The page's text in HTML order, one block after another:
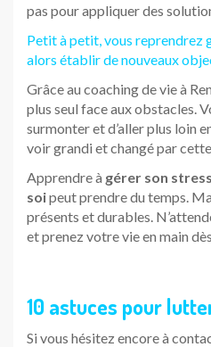
pas pour appliquer des
Petit à petit, vous reprendrez
alors établir de nouveaux
Grâce au coaching de vie à
plus seul face aux obstacles.
surmonter et d’aller plus loin
voir grandi et changé par
Apprendre à gérer son stress
soipeut prendre du temps.
présents et durables.
et prenez votre vie en main
10 astuces pour
Si vous hésitez encore à